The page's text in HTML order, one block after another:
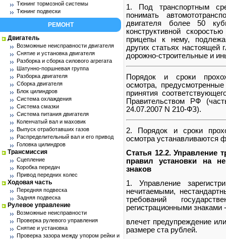
Тюнинг тормозной системы
Тюнинг подвески
РЕМОНТ
Двигатель
Возможные неисправности двигателя
Снятие и установка двигателя
Разборка и сборка силового агрегата
Шатунно-поршневая группа
Разборка двигателя
Сборка двигателя
Блок цилиндров
Система охлаждения
Система смазки
Система питания двигателя
Коленчатый вал и маховик
Выпуск отработавших газов
Распределительный вал и его привод
Головка цилиндров
Трансмиссия
Сцепление
Коробка передач
Привод передних колес
Ходовая часть
Передняя подвеска
Задняя подвеска
Рулевое управление
Возможные неисправности
Проверка рулевого управления
Снятие и установка
Проверка зазора между упором рейки и
1. Под транспортным
понимать
двигателя более 50
конструктивной
прицепы к нему,
других статьях настоящей
дорожно-строительные и
Порядок и сроки
осмотра,
принятия
Правительством РФ
24.07.2007 N 210-ФЗ).
2. Порядок и сроки
осмотра устанавливаются
Статья 12.2. Управление
правил установки на
знаков
1. Управление
нечитаемыми,
требований
регистрационными знаками -
влечет предупреждение
размере ста рублей.